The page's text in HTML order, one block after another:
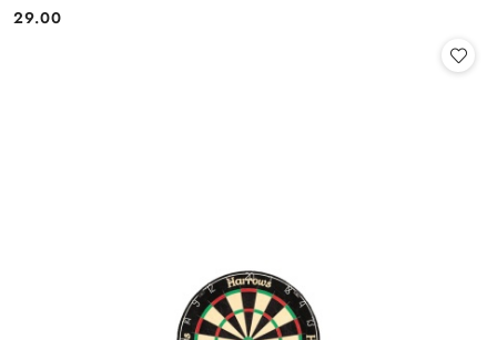
Cena:
29.00